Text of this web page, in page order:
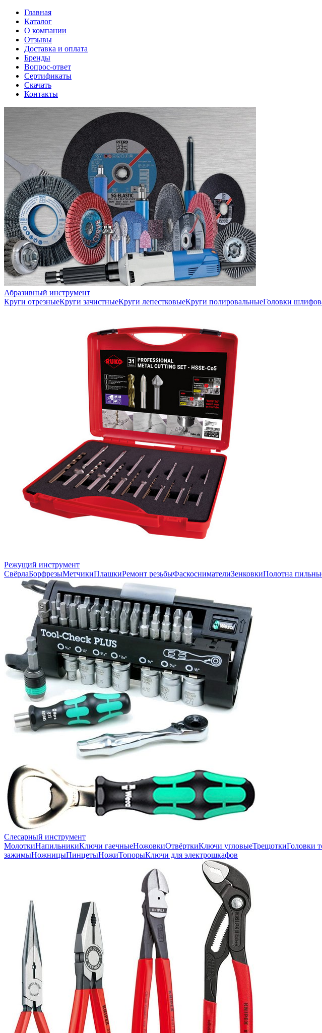
Главная
Каталог
О компании
Отзывы
Доставка и оплата
Бренды
Вопрос-ответ
Сертификаты
Скачать
Контакты
Абразивный инструмент
Круги отрезныеКруги зачистныеКруги лепестковыеКруги полировальныеГоловки
Режущий инструмент
СвёрлаБорфрезыМетчикиПлашкиРемонт резьбыФаскоснимателиЗенковкиПолотна
Слесарный инструмент
МолоткиНапильникиКлючи гаечныеНожовкиОтвёрткиКлючи угловыеТрещоткиГоловки
зажимыНожницыПинцетыНожиТопорыКлючи для электрошкафов